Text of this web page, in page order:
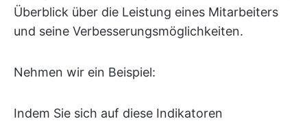
Überblick über die Leistung eines Mitarbeiters
und seine Verbesserungsmöglichkeiten.
Nehmen wir ein Beispiel:
Indem Sie sich auf diese Indikatoren